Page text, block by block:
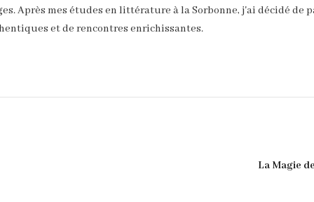
Après mes études en littérature à la Sorbonne, j'ai décidé de
et de rencontres enrichissantes.
La Magie